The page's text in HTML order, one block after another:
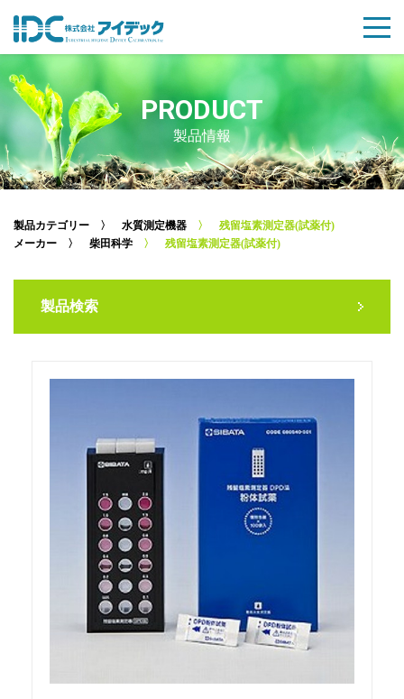
PRODUCT
製品情報
製品カテゴリー 〉 水質測定機器
〉 残留塩素測定器(試薬付)
メーカー
〉 柴田科学 〉 残留塩素測定器(試薬付)
製品検索